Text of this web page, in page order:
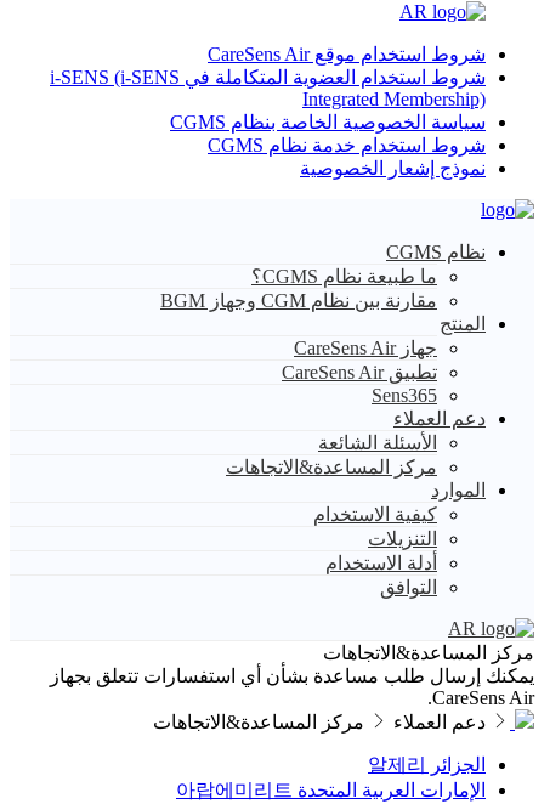
AR
شروط استخدام موقع CareSens Air
شروط استخدام العضوية المتكاملة في i-SENS (i-SENS
Integrated Membership)
سياسة الخصوصية الخاصة بنظام CGMS
شروط استخدام خدمة نظام CGMS
نموذج إشعار الخصوصية
نظام CGMS
ما طبيعة نظام CGMS؟
مقارنة بين نظام CGM وجهاز BGM
المنتج
جهاز CareSens Air
تطبيق CareSens Air
Sens365
دعم العملاء
الأسئلة الشائعة
مركز المساعدة&الاتجاهات
الموارد
كيفية الاستخدام
التنزيلات
أدلة الاستخدام
التوافق
AR
مركز المساعدة&الاتجاهات
يمكنك إرسال طلب مساعدة بشأن أي استفسارات تتعلق بجهاز
CareSens Air.
دعم العملاء
مركز المساعدة&الاتجاهات
الجزائر
알제리
الإمارات العربية المتحدة 아랍에미리트